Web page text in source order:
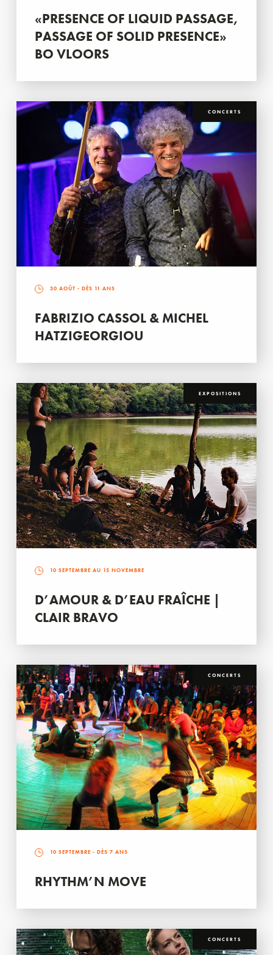
«PRESENCE OF LIQUID PASSAGE,
PASSAGE OF SOLID PRESENCE»
BO VLOORS
CONCERTS
30 AOÛT - DÈS 11 ANS
FABRIZIO CASSOL & MICHEL
HATZIGEORGIOU
EXPOSITIONS
10 SEPTEMBRE AU 15 NOVEMBRE
D’AMOUR & D’EAU FRAÎCHE |
CLAIR BRAVO
CONCERTS
10 SEPTEMBRE - DÈS 7 ANS
RHYTHM’N MOVE
CONCERTS